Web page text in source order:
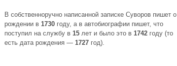
В собственноручно написанной записке Суворов пишет о
рождении в 1730 году, а в автобиографии пишет, что
поступил на службу в 15 лет и было это в 1742 году (то
есть дата рождения — 1727 год).